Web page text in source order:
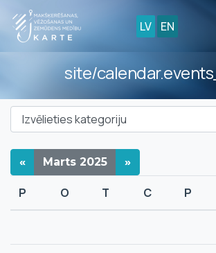
LV EN
site/
« Marts 2025 »
P O T C P